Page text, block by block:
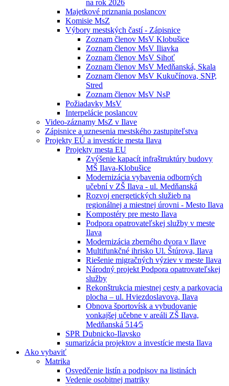
na rok 2026
Majetkové priznania poslancov
Komisie MsZ
Výbory mestských častí - Zápisnice
Zoznam členov MsV Klobušice
Zoznam členov MsV Iliavka
Zoznam členov MsV Sihoť
Zoznam členov MsV Medňanská, Skala
Zoznam členov MsV Kukučínova, SNP,
Stred
Zoznam členov MsV NsP
Požiadavky MsV
Interpelácie poslancov
Video-záznamy MsZ v Ilave
Zápisnice a uznesenia mestského zastupiteľstva
Projekty EÚ a investície mesta Ilava
Projekty mesta EU
Zvýšenie kapacít infraštruktúry budovy
MŠ Ilava-Klobušice
Modernizácia vybavenia odborných
učební v ZŠ Ilava - ul. Medňanská
Rozvoj energetických služieb na
regionálnej a miestnej úrovni - Mesto Ilava
Kompostéry pre mesto Ilava
Podpora opatrovateľskej služby v meste
Ilava
Modernizácia zberného dvora v Ilave
Multifunkčné ihrisko Ul. Štúrova, Ilava
Riešenie migračných výziev v meste Ilava
Národný projekt Podpora opatrovateľskej
služby
Rekonštrukcia miestnej cesty a parkovacia
plocha – ul. Hviezdoslavova, Ilava
Obnova športovísk a vybudovanie
vonkajšej učebne v areáli ZŠ Ilava,
Medňanská 514⁄5
SPR Dubnicko-Ilavsko
sumarizácia projektov a investície mesta Ilava
Ako vybaviť
Matrika
Osvedčenie listín a podpisov na listinách
Vedenie osobitnej matriky